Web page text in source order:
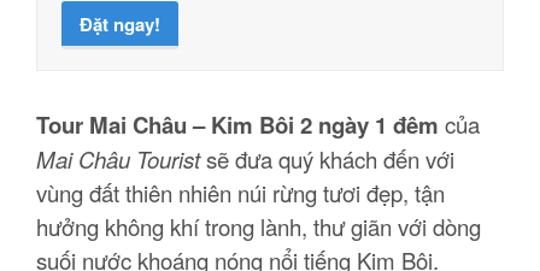
Đặt ngay!
Tour Mai Châu – Kim Bôi 2 ngày 1 đêm của
Mai Châu Touristsẽ đưa quý khách đến với
vùng đất thiên nhiên núi rừng tươi đẹp, tận
hưởng không khí trong lành, thư giãn với dòng
suối nước khoáng nóng nổi tiếng Kim Bôi.